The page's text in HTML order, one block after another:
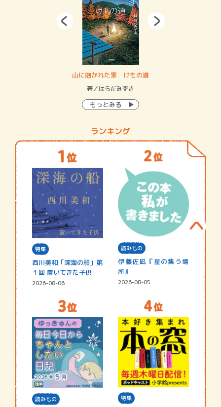
山に抱かれた家 けもの道
著／はらだみずき
もっとみる
ランキング
特集
西川美和「深海の船」第
１回 置いてきた子供
2026-08-06
読みもの
伊藤佐凪『星の集う場
所』
2026-08-05
読みもの 特集